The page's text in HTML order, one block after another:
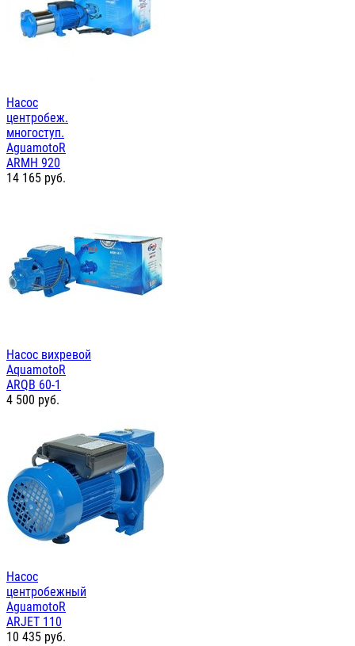
Насос
центробеж.
многоступ.
AguamotoR
ARMH 920
14 165 руб.
Насос вихревой
AquamotoR
ARQB 60-1
4 500 руб.
Насос
центробежный
AguamotoR
ARJET 110
10 435 руб.